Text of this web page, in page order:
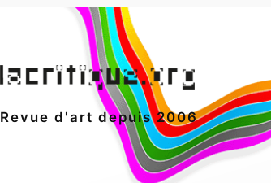
Revue d'art depuis 2006